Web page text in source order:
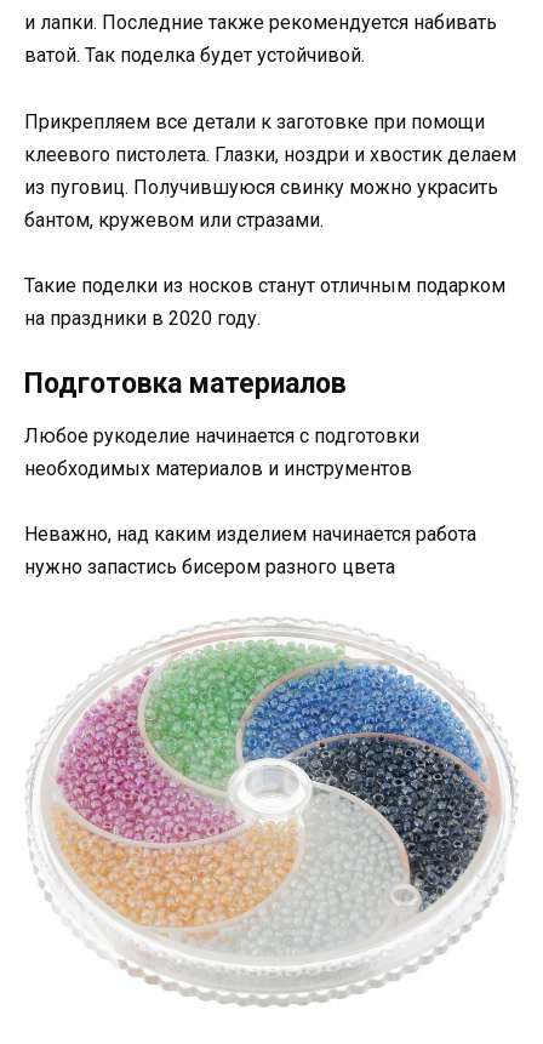
и лапки. Последние также рекомендуется набивать
ватой. Так поделка будет устойчивой.
Прикрепляем все детали к заготовке при помощи
клеевого пистолета. Глазки, ноздри и хвостик делаем
из пуговиц. Получившуюся свинку можно украсить
бантом, кружевом или стразами.
Такие поделки из носков станут отличным подарком
на праздники в 2020 году.
Подготовка материалов
Любое рукоделие начинается с подготовки
необходимых материалов и инструментов
Неважно, над каким изделием начинается работа
нужно запастись бисером разного цвета